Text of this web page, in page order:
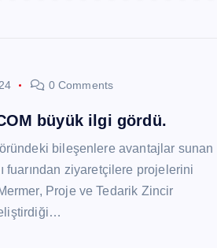
0 Comments
büyük ilgi gördü.
bileşenlere avantajlar sunan
fuarından ziyaretçilere projelerini
Proje ve Tedarik Zincir